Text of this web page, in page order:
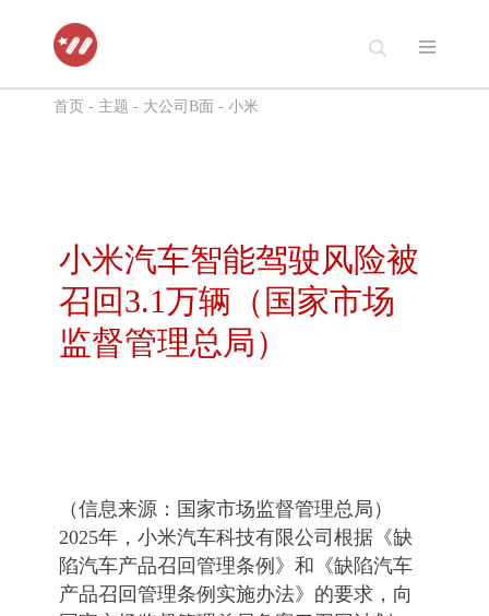
至
首页 - 主题 - 大公司B面 - 小米
小米汽车智能驾驶风险被
召回3.1万辆（国家市场
监督管理总局）
（信息来源：国家市场监督管理总局）
2025年，小米汽车科技有限公司根据《缺
陷汽车产品召回管理条例》和《缺陷汽车
产品召回管理条例实施办法》的要求，向